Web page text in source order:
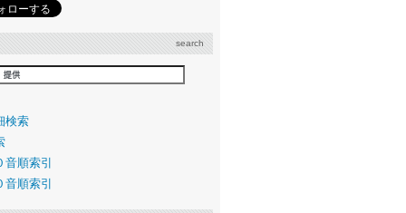
search
検索
順索引
順索引